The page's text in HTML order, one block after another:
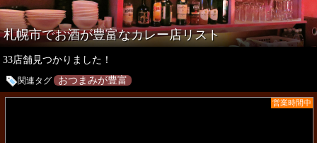
札幌市でお酒が豊富なカレー店リスト
33店舗見つかりました！
関連タグ おつまみが豊富
営業時間中